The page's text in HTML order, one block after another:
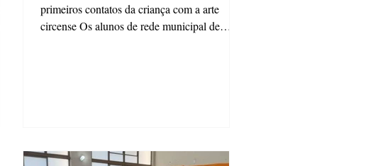
primeiros contatos da criança com a arte
circense Os alunos de rede municipal de